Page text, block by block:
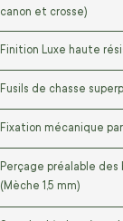
canon et crosse)
Finition Luxe haute
Fusils de chasse
Fixation mécanique
Perçage préalable
(Mèche 1,5 mm)